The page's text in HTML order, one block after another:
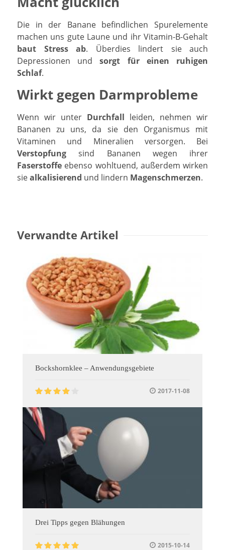
Die in der Banane befindlichen Spurelemente
machen uns gute Laune und ihr Vitamin-B-Gehalt
baut Stress ab. Überdies lindert sie auch
Depressionen undsorgt für einen ruhigen
Schlaf.
Wirkt gegen Darmprobleme
Wenn wir unter Durchfall leiden, nehmen wir
Bananen zu uns, da sie den Organismus mit
Vitaminen und Mineralien versorgen. Bei
Verstopfung sind Bananen wegen ihrer
Faserstoffe ebenso wohltuend, außerdem wirken
siealkalisierend und lindern Magenschmerzen.
Verwandte Artikel
Bockshornklee – Anwendungsgebiete
2017-11-08
Drei Tipps gegen Blähungen
2015-10-14